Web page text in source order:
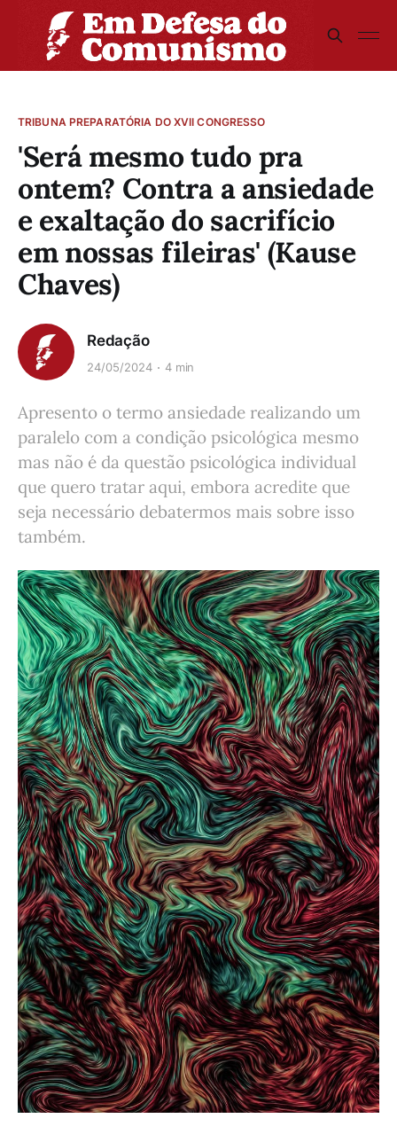
TRIBUNA PREPARATÓRIA DO XVII CONGRESSO
'Será mesmo tudo pra
ontem? Contra a ansiedade
e exaltação do sacrifício
em nossas fileiras' (Kause
Chaves)
Redação
24/05/2024 4 min
Apresento o termo ansiedade realizando um
paralelo com a condição psicológica mesmo
mas não é da questão psicológica individual
que quero tratar aqui, embora acredite que
seja necessário debatermos mais sobre isso
também.